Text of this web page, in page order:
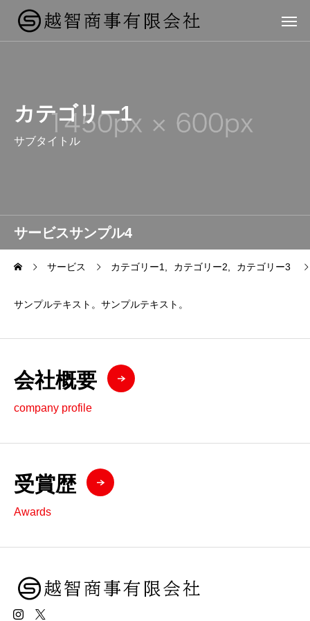
サービスサンプル4
カテゴリー1
サブタイトル
サービス カテゴリー1 カテゴリー2 カテゴリー3
サンプルテキスト。サンプルテキスト。
会社概要
company profile
受賞歴
Awards